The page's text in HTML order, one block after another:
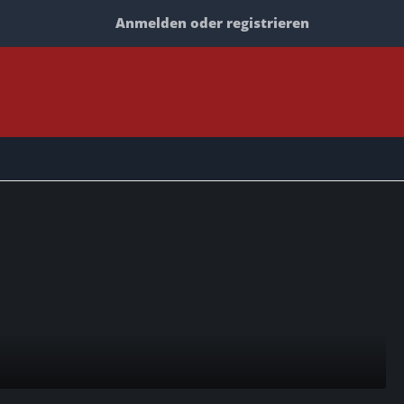
Anmelden oder registrieren